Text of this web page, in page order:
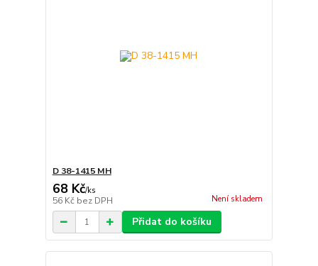
D 38-1415 MH
68 Kč/ks
56 Kč bez DPH Není skladem
Přidat do košíku